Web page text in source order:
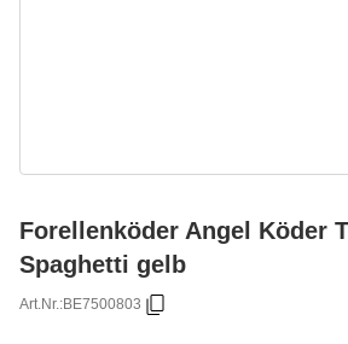
Forellenköder Angel Köder
Spaghetti gelb
Art.Nr.:BE7500803